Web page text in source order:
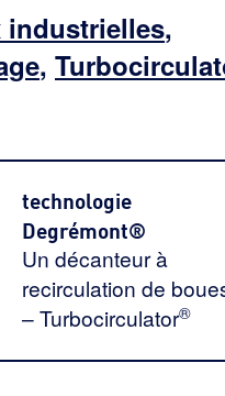
industrielles,
,
technologie
Degrémont®
Un décanteur à
recirculation de
– Turbocirculator®